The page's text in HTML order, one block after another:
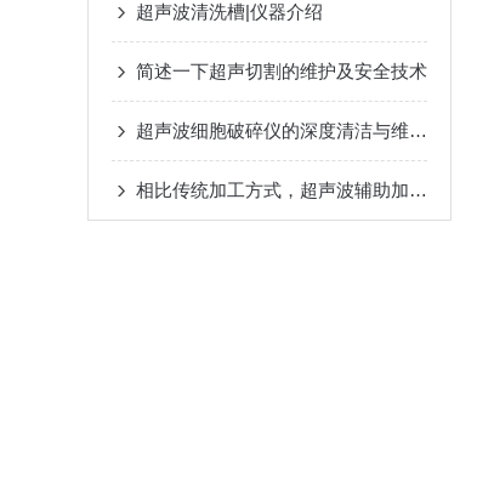
超声波清洗槽|仪器介绍
简述一下超声切割的维护及安全技术
超声波细胞破碎仪的深度清洁与维护指南
相比传统加工方式，超声波辅助加工具有哪些优势